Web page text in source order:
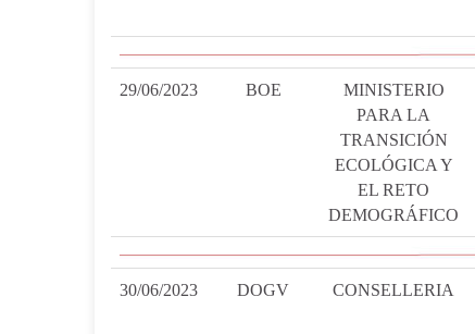
29/06/2023 BOE
MINISTERIO
PARA LA
TRANSICIÓN
ECOLÓGICA Y
EL RETO
DEMOGRÁFICO
30/06/2023 DOGV CONSELLERIA